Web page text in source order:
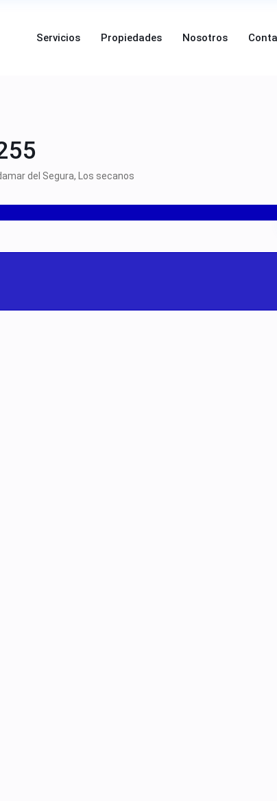
Servicios Propiedades Nosotros
del Segura, Los secanos